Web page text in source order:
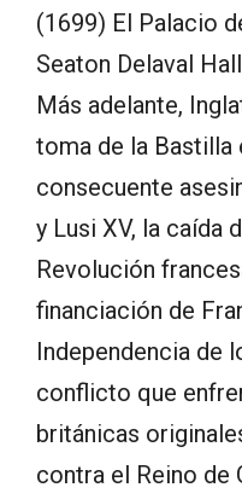
(1699) El Palacio
Seaton Delaval
Más adelante,
toma de la Bastilla
consecuente
y Lusi XV, la caída
Revolución
financiación de
Independencia de
conflicto que
británicas
contra el Reino de